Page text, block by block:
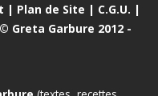
| Plan de Site | C.G.U. |
Greta Garbure 2012 -